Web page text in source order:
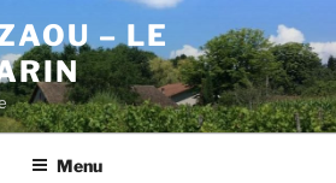
– LE
Menu